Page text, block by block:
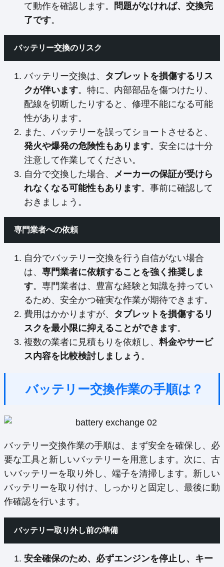
て動作を確認します。
問題がなければ、交換完
了です。
バッテリー交換のリスク
バッテリー交換は、 タブレットを損傷するリス
クが伴います。特に、内部部品を傷つけたり、
配線を切断したりすると、修理不能になる可能
性があります。
また、バッテリーを誤ってショートさせると、
発火や爆発の危険性もあります。安全には十分
注意して作業してください。
自分で交換した場合、
メーカーの保証が受けら
れなくなる可能性もあります。事前に確認して
おきましょう。
専門業者への依頼
自分でバッテリー交換を行う自信がない場合
は、 専門業者に依頼することを強く推奨しま
す。専門業者は、豊富な経験と知識を持ってい
るため、安全かつ確実な作業が期待できます。
費用はかかりますが、 タブレットを損傷するリ
スクを最小限に抑えることができます。
複数の業者に見積もりを依頼し、 料金やサービ
ス内容を比較検討しましょう 。
バッテリー交換作業の手順は？
バッテリー交換作業の手順は、まず安全を確保し、必
要な工具と新しいバッテリーを用意します。次に、古
いバッテリーを取り外し、端子を清掃します。新しい
バッテリーを取り付け、しっかりと固定し、最後に動
作確認を行います。
バッテリー取り外し前の準備
安全確保のため、必ずエンジンを停止し、キー